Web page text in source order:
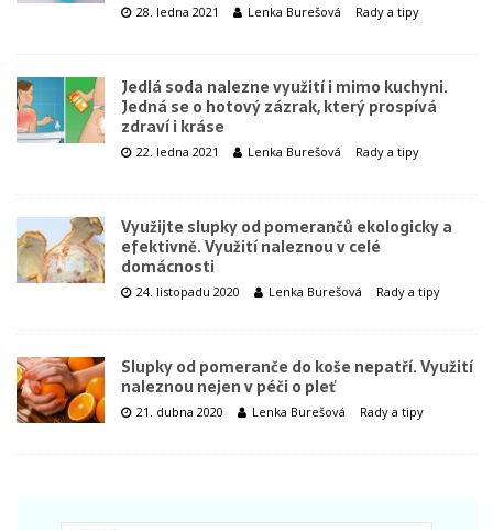
28. ledna 2021 Lenka Burešová Rady a tipy
Jedlá soda nalezne využití i mimo kuchyni.
Jedná se o hotový zázrak, který prospívá
zdraví i kráse
22. ledna 2021 Lenka Burešová Rady a tipy
Využijte slupky od pomerančů ekologicky a
efektivně. Využití naleznou v celé
domácnosti
24. listopadu 2020 Lenka Burešová Rady a tipy
Slupky od pomeranče do koše nepatří. Využití
naleznou nejen v péči o pleť
21. dubna 2020 Lenka Burešová Rady a tipy